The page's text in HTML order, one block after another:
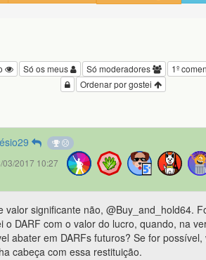
1º
Só moderadores
Só os meus
Ordenar por gostei
03/2017 10:27
valor significante não, @Buy_and_hold64.
o DARF com o valor do lucro, quando, na
abater em DARFs futuros? Se for
cabeça com essa restituição.